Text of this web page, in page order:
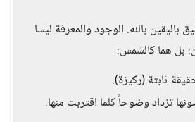
بالله. الوجود والمعرفة ليسا
بل هما كالشمس:
ثابتة (ركيزة).
تزداد وضوحاً كلما اقتربت منها.